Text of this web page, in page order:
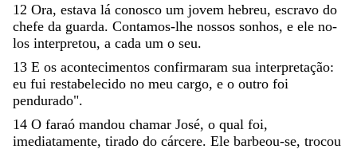
12 Ora, estava lá conosco um jovem hebreu, escravo do
chefe da guarda. Contamos-lhe nossos sonhos, e ele no-
los interpretou, a cada um o seu.
13 E os acontecimentos confirmaram sua interpretação:
eu fui restabelecido no meu cargo, e o outro foi
pendurado".
14 O faraó mandou chamar José, o qual foi,
imediatamente, tirado do cárcere. Ele barbeou-se, trocou